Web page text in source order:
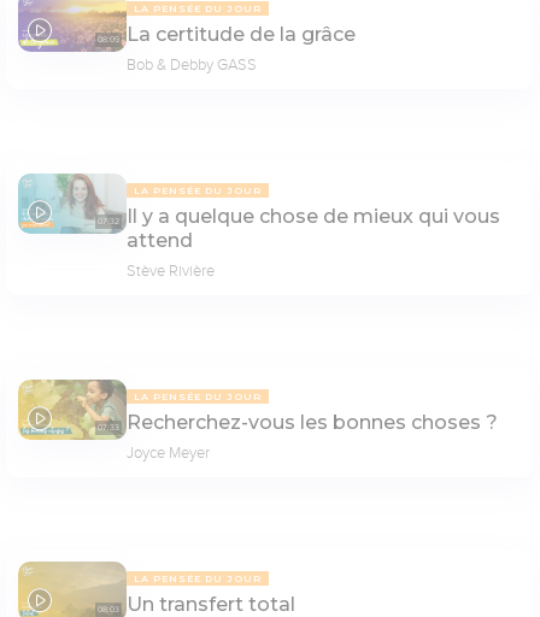
08:09
LA PENSÉE DU JOUR
La certitude de la grâce
Bob & Debby GASS
07:32
LA PENSÉE DU JOUR
Il y a quelque chose de mieux qui vous
attend
Stève Rivière
07:33
LA PENSÉE DU JOUR
Recherchez-vous les bonnes choses ?
Joyce Meyer
08:03
LA PENSÉE DU JOUR
Un transfert total